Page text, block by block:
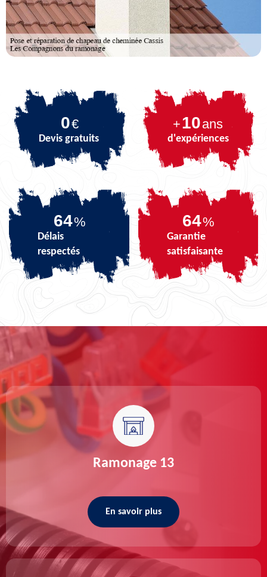
0€
Devis gratuits
+10ans
d'expériences
80%
Délais
respectés
80%
Garantie
satisfaisante
Ramonage 13
En savoir plus